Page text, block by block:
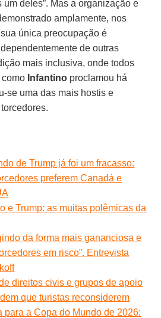
deles”. Mas a organização e
amplamente, nos
única preocupação é
de outras
mais inclusiva, onde todos
como Infantino proclamou há
se uma das mais hostis e
de Trump já foi um fracasso:
preferem Canadá e
e Trump: as muitas polêmicas da
da forma mais gananciosa e
em risco”. Entrevista
direitos civis e grupos de apoio
que turistas reconsiderem
para a Copa do Mundo de 2026: